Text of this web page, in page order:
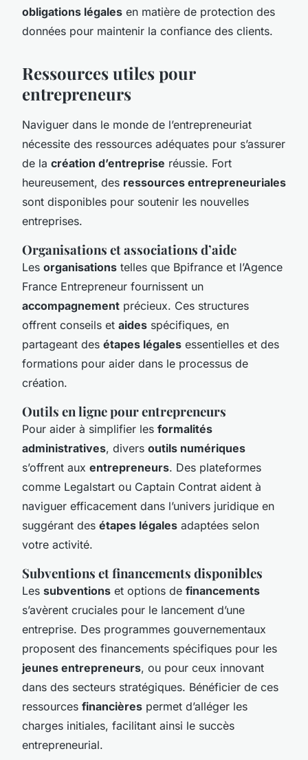
obligations légales en matière de protection des
données pour maintenir la confiance des clients.
Ressources utiles pour
entrepreneurs
Naviguer dans le monde de l’entrepreneuriat
nécessite des ressources adéquates pour s’assurer
de la création d’entreprise réussie. Fort
heureusement, des ressources entrepreneuriales
sont disponibles pour soutenir les nouvelles
entreprises.
Organisations et associations d’aide
Les organisations telles que Bpifrance et l’Agence
France Entrepreneur fournissent un
accompagnement précieux. Ces structures
offrent conseils et aides spécifiques, en
partageant des étapes légales essentielles et des
formations pour aider dans le processus de
création.
Outils en ligne pour entrepreneurs
Pour aider à simplifier les formalités
administratives, divers outils numériques
s’offrent aux entrepreneurs. Des plateformes
comme Legalstart ou Captain Contrat aident à
naviguer efficacement dans l’univers juridique en
suggérant des étapes légales adaptées selon
votre activité.
Subventions et financements disponibles
Les subventions et options de financements
s’avèrent cruciales pour le lancement d’une
entreprise. Des programmes gouvernementaux
proposent des financements spécifiques pour les
jeunes entrepreneurs, ou pour ceux innovant
dans des secteurs stratégiques. Bénéficier de ces
ressources financières permet d’alléger les
charges initiales, facilitant ainsi le succès
entrepreneurial.